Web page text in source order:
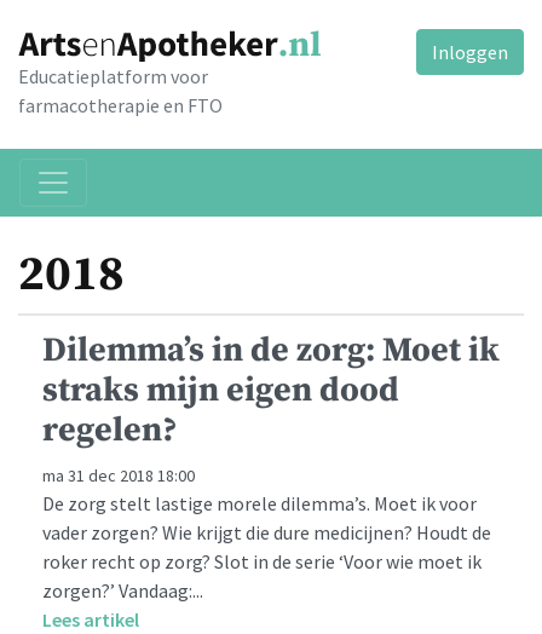
Educatieplatform voor
farmacotherapie en FTO
Inloggen
2018
Dilemma’s in de zorg: Moet ik
straks mijn eigen dood
regelen?
ma 31 dec 2018 18:00
De zorg stelt lastige morele dilemma’s. Moet ik voor
vader zorgen? Wie krijgt die dure medicijnen? Houdt de
roker recht op zorg? Slot in de serie ‘Voor wie moet ik
zorgen?’ Vandaag:...
Lees artikel